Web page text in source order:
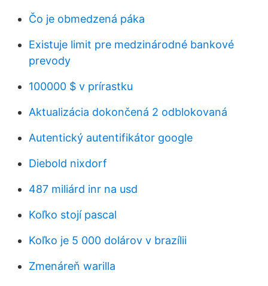
Čo je obmedzená páka
Existuje limit pre medzinárodné bankové
prevody
100000 $ v prírastku
Aktualizácia dokončená 2 odblokovaná
Autentický autentifikátor google
Diebold nixdorf
487 miliárd inr na usd
Koľko stojí pascal
Koľko je 5 000 dolárov v brazílii
Zmenáreň warilla